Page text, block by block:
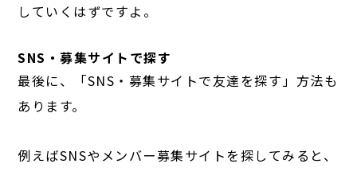
していくはずですよ。
SNS・募集サイトで探す
最後に、「SNS・募集サイトで友達を探す」方法も
あります。
例えばSNSやメンバー募集サイトを探してみると、